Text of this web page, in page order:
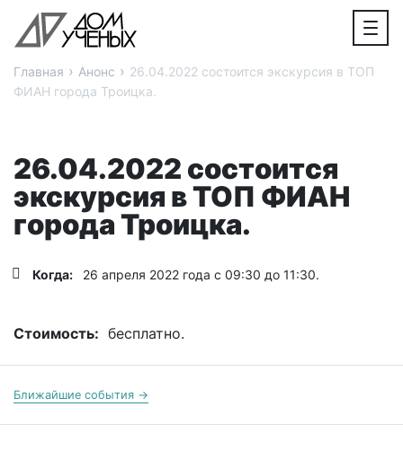
Главная › Анонс › 26.04.2022 состоится экскурсия в ТОП
ФИАН города Троицка.
26.04.2022 состоится
экскурсия в ТОП ФИАН
города Троицка.
Когда: 26 апреля 2022 года с 09:30 до 11:30.
Стоимость: бесплатно.
Ближайшие события →